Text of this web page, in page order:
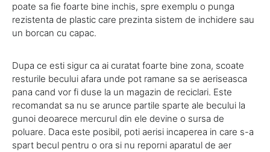
poate sa fie foarte bine inchis, spre exemplu o punga
rezistenta de plastic care prezinta sistem de inchidere sau
un borcan cu capac.
Dupa ce esti sigur ca ai curatat foarte bine zona, scoate
resturile becului afara unde pot ramane sa se aeriseasca
pana cand vor fi duse la un magazin de reciclari. Este
recomandat sa nu se arunce partile sparte ale becului la
gunoi deoarece mercurul din ele devine o sursa de
poluare. Daca este posibil, poti aerisi incaperea in care s-a
spart becul pentru o ora si nu reporni aparatul de aer